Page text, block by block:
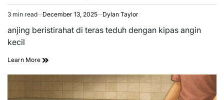
Estimated
read
time
3 min read December 13, 2025 Dylan Taylor
anjing beristirahat di teras teduh dengan kipas angin
kecil
Learn More